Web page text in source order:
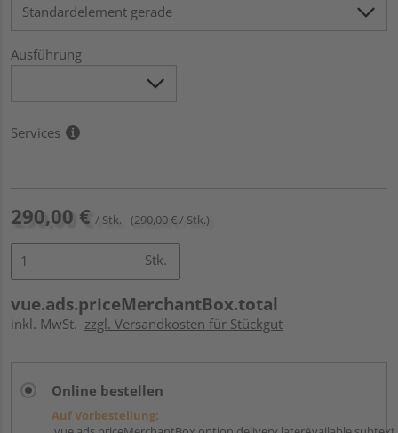
Ausführung
Services
290,00 € / Stk. (290,00 € / Stk.)
Stk.
vue.ads.priceMerchantBox.total
inkl. MwSt. zzgl. Versandkosten für Stückgut
Online bestellen
Auf Vorbestellung: